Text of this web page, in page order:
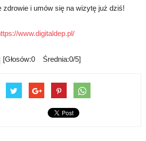
zdrowie i umów się na wizytę już dziś!
www.digitaldep.pl/
[Głosów:0 Średnia:0/5]